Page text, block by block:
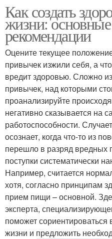
Сон по возрасту
Сон для женщин
Сон при болезни
Качественный сон
Женское здоровье
Как создать
жизни:
рекомендации
Оцените текущее
привычек изжили себя, а
вредит здоровью. Сложно
привычек, над которыми
проанализируйте
негативно сказывается на
работоспособности.
осознает, когда что-то из
перешло в разряд вредных
поступки систематически
Например, считается
хотя, согласно принципам
прием пищи – основной.
эксперта,
поможет сориентироваться
жизни и предложить